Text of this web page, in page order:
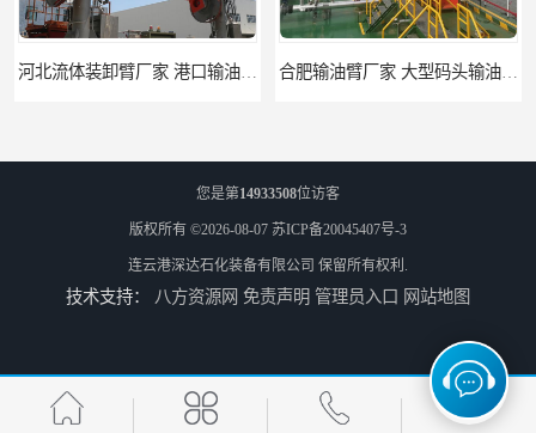
江苏底部鹤管厂商 深达石化装备有限公司 合肥鹤管价格 火车液动潜油泵装卸鹤管 深达装备
您是第14933508位访客
版权所有 ©2026-08-07 苏ICP备20045407号-3
连云港深达石化装备有限公司 保留所有权利.
技术支持： 八方资源网 免责声明 管理员入口 网站地图